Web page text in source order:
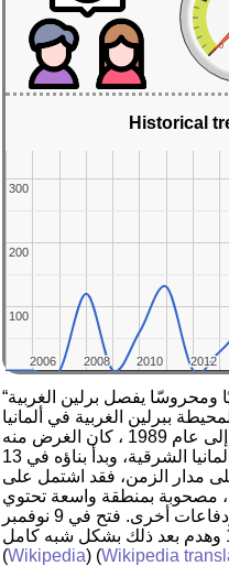
0
Historical
2006
2006 2008
2008 2010
2010 2012
2012
100
100
200
200
300
300
“جدار برلين كان جدارا خرسانيا محميًا ومحروسّا يفصل برلين الغربية
ببرلين الغربية في ألمانيا
الشرقية، للفترة من عام 1961 إلى عام 1989 ، كان الغرض منه
تحجيم المرور بين برلين الغربية وألمانيا الشرقية، وبدأ بناؤه في 13
على مدار الزمن، فقد اشتمل على
مصحوبة بمنطقة واسعة تحتوي
على خنادق مضادة للمركبات ، ودفاعات أخرى. فتح في 9 نوفمبر
(Wikipedia) (Wikipedia